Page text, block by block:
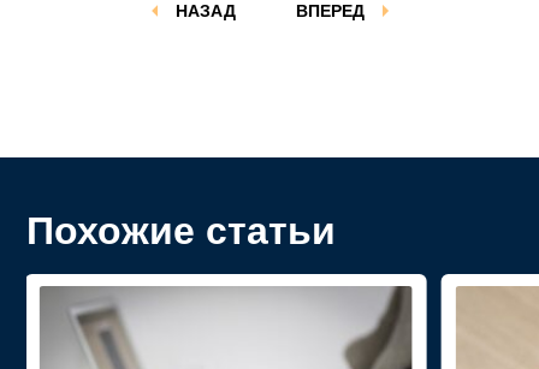
ВПЕРЕД
НАЗАД
Похожие статьи